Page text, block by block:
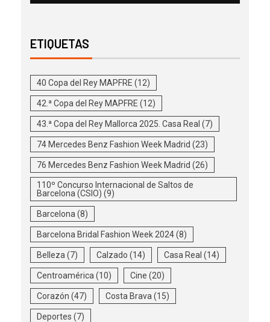
ETIQUETAS
40 Copa del Rey MAPFRE (12)
42.ª Copa del Rey MAPFRE (12)
43.ª Copa del Rey Mallorca 2025. Casa Real (7)
74 Mercedes Benz Fashion Week Madrid (23)
76 Mercedes Benz Fashion Week Madrid (26)
110º Concurso Internacional de Saltos de
Barcelona (CSIO) (9)
Barcelona (8)
Barcelona Bridal Fashion Week 2024(8)
Belleza (7) Calzado (14) Casa Real (14)
Centroamérica (10) Cine (20)
Corazón (47) Costa Brava (15)
Deportes (7)